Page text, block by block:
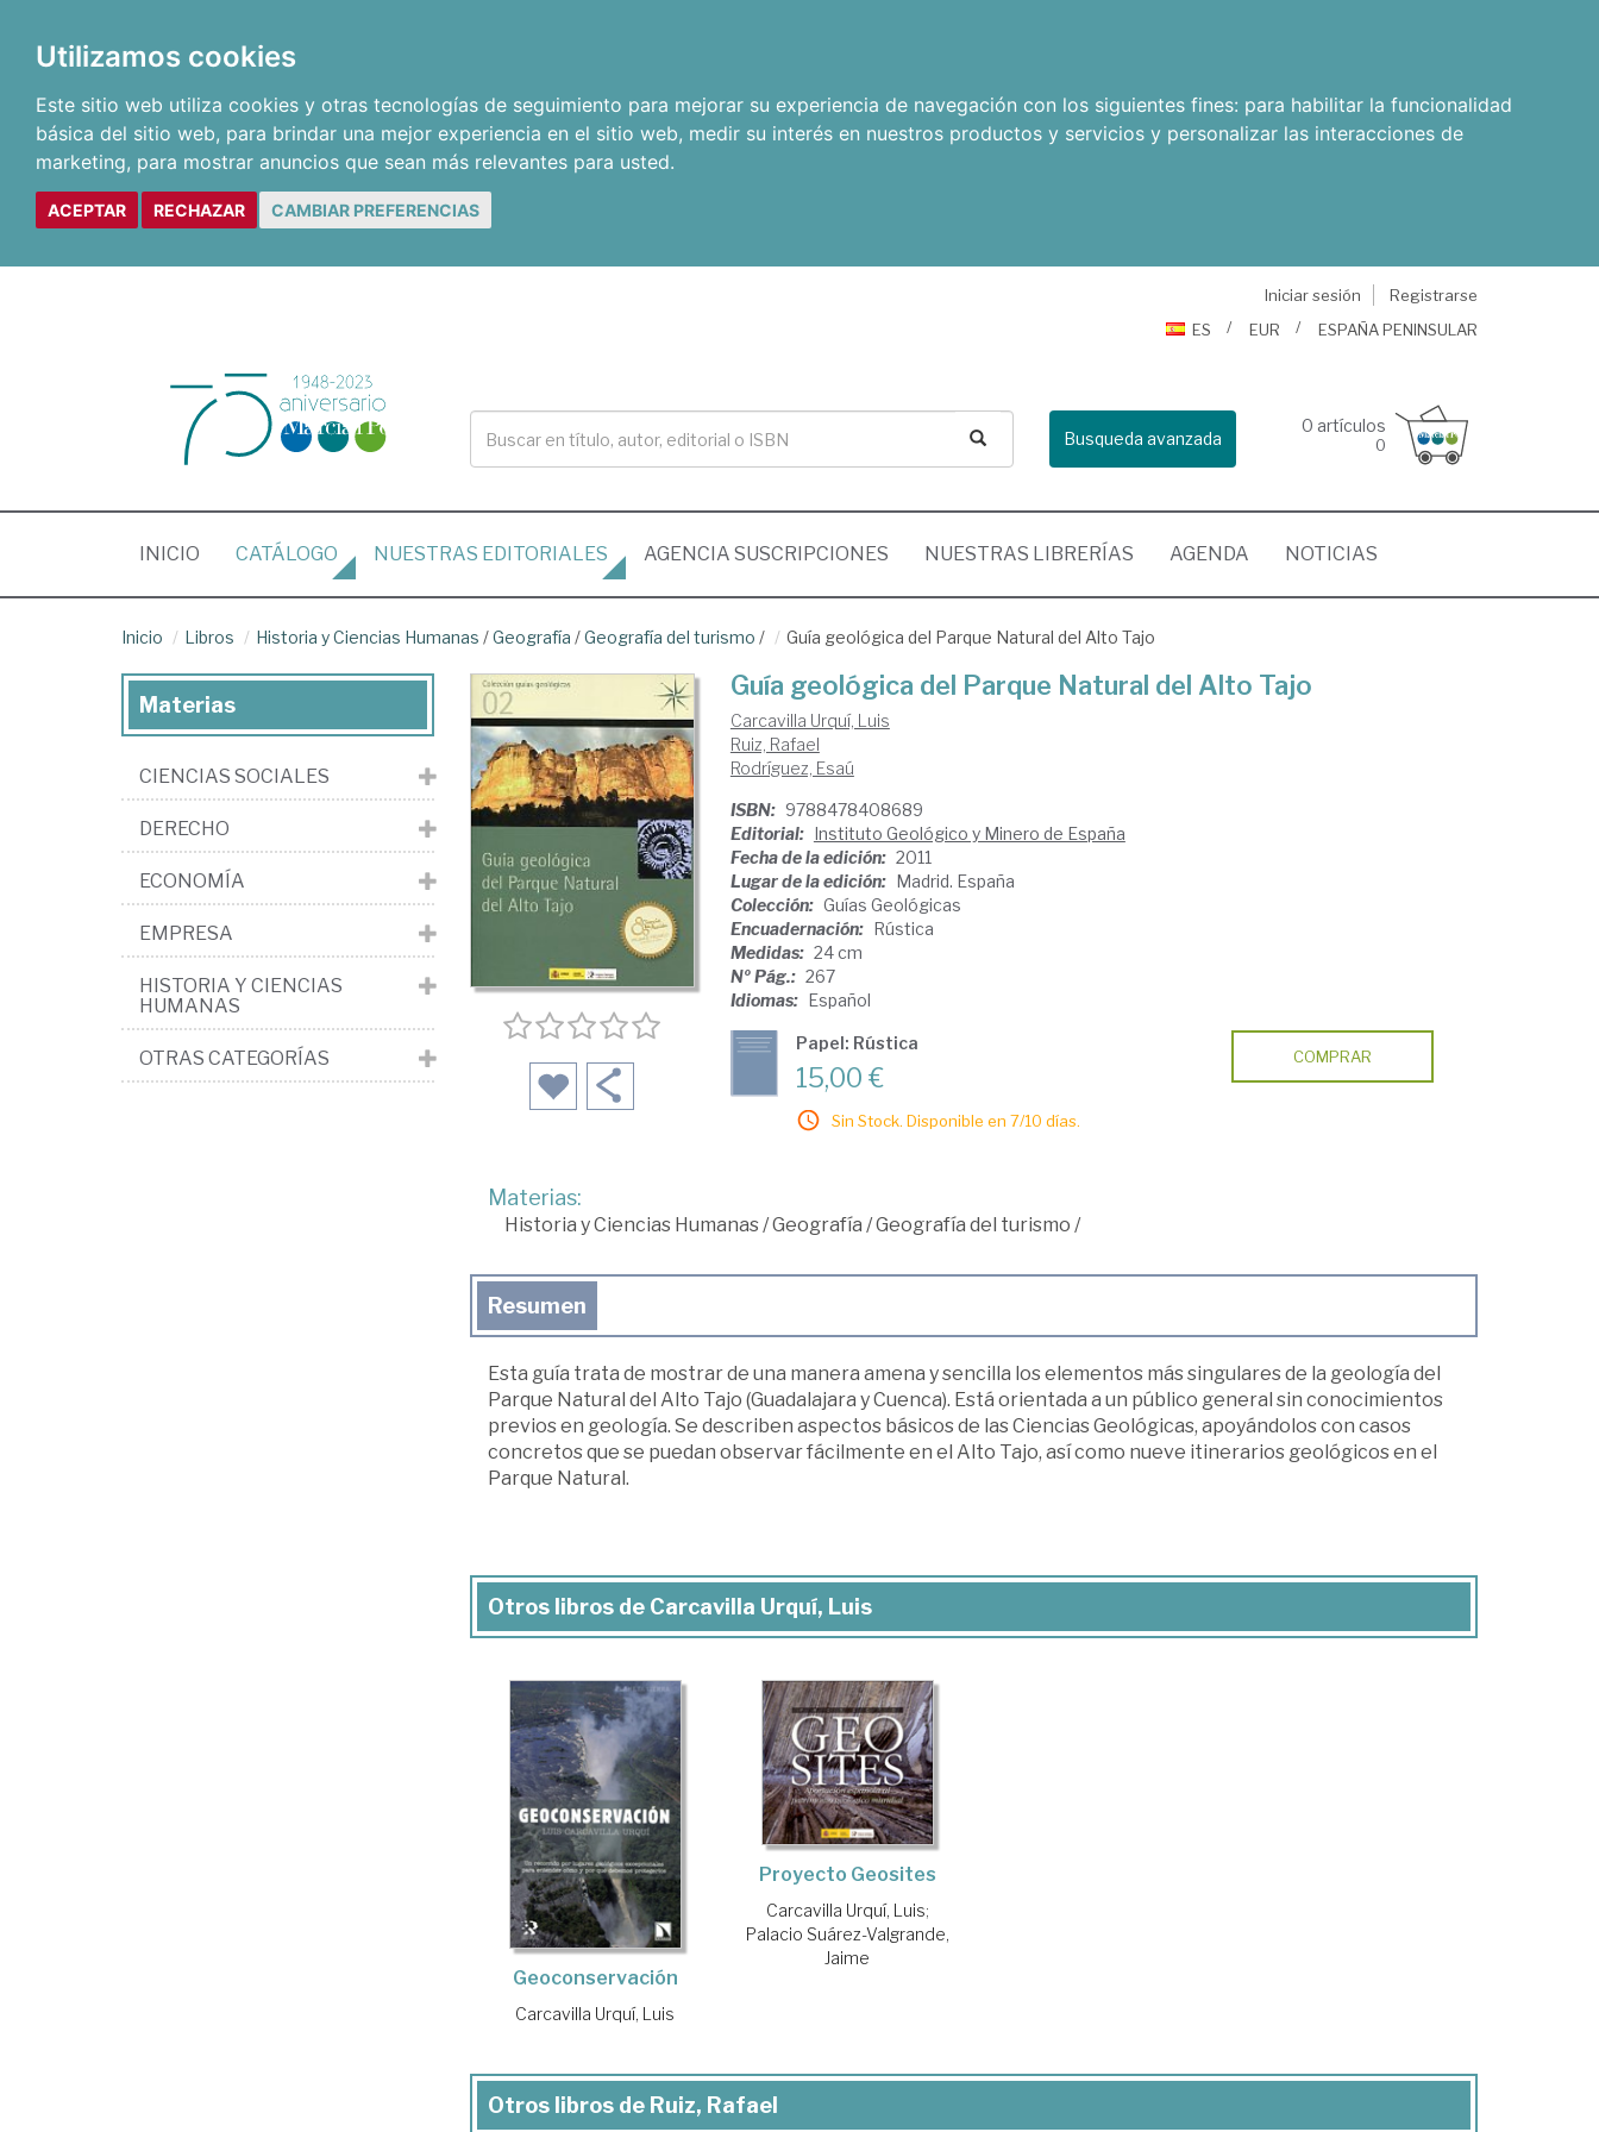
Utilizamos cookies
Este sitio web utiliza cookies y otras tecnologías de seguimiento para mejorar su experiencia de navegación con los siguientes fines: para habilitar la funcionalidad
básica del sitio web, para brindar una mejor experiencia en el sitio web, medir su interés en nuestros productos y servicios y personalizar las interacciones de
marketing, para mostrar anuncios que sean más relevantes para usted.
ACEPTAR RECHAZAR CAMBIAR PREFERENCIAS
Iniciar sesión
Registrarse
ES
EUR ESPAÑA PENINSULAR
Busqueda avanzada
0 artículos
0
INICIO (CURRENT)
CATÁLOGO NUESTRAS EDITORIALES AGENCIA SUSCRIPCIONES NUESTRAS LIBRERÍAS AGENDA NOTICIAS
Inicio Libros Historia y Ciencias Humanas /Geografía /Geografía del turismo / Guía geológica del Parque Natural del Alto Tajo
Guía geológica del Parque Natural del Alto Tajo
Carcavilla Urquí, Luis
Ruiz, Rafael
Rodríguez, Esaú
ISBN: 9788478408689
Editorial: Instituto Geológico y Minero de España
Fecha de la edición: 2011
Lugar de la edición: Madrid. España
Colección: Guías Geológicas
Encuadernación: Rústica
Medidas: 24 cm
Nº Pág.: 267
Idiomas: Español
Papel: Rústica
15,00 €
Sin Stock. Disponible en 7/10 días.
COMPRAR
Materias:
Historia y Ciencias Humanas/Geografía /Geografía del turismo /
Resumen
Esta guía trata de mostrar de una manera amena y sencilla los elementos más singulares de la geología del
Parque Natural del Alto Tajo (Guadalajara y Cuenca). Está orientada a un público general sin conocimientos
previos en geología. Se describen aspectos básicos de las Ciencias Geológicas, apoyándolos con casos
concretos que se puedan observar fácilmente en el Alto Tajo, así como nueve itinerarios geológicos en el
Parque Natural.
Otros libros de Carcavilla Urquí, Luis
Geoconservación
Carcavilla Urquí, Luis
Proyecto Geosites
Carcavilla Urquí, Luis;
Palacio Suárez-Valgrande,
Jaime
Otros libros de Ruiz, Rafael
Materias
CIENCIAS SOCIALES
DERECHO
ECONOMÍA
EMPRESA
HISTORIA Y CIENCIAS
HUMANAS
OTRAS CATEGORÍAS